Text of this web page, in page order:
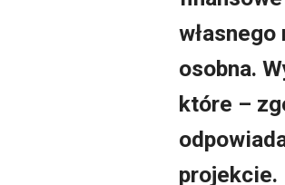
osobna.
które –
projekcie.